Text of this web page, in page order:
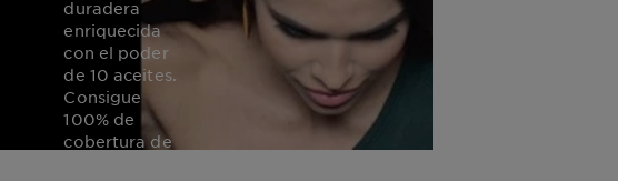
duradera
enriquecida
con el poder
de 10 aceites.
Consigue
100% de
cobertura de